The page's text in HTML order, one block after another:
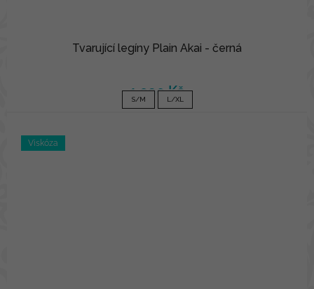
Tvarující legíny Plain Akai - černá
1 090 Kč
S/M L/XL
Viskóza